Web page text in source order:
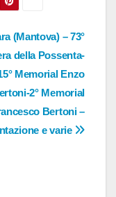
(Mantova) – 73°
della Possenta-
Memorial Enzo
2° Memorial
Bertoni –
e varie